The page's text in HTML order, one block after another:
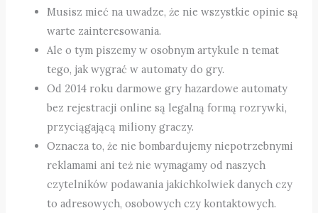
Musisz mieć na uwadze, że nie wszystkie opinie są
warte zainteresowania.
Ale o tym piszemy w osobnym artykule n temat
tego, jak wygrać w automaty do gry.
Od 2014 roku darmowe gry hazardowe automaty
bez rejestracji online są legalną formą rozrywki,
przyciągającą miliony graczy.
Oznacza to, że nie bombardujemy niepotrzebnymi
reklamami ani też nie wymagamy od naszych
czytelników podawania jakichkolwiek danych czy
to adresowych, osobowych czy kontaktowych.